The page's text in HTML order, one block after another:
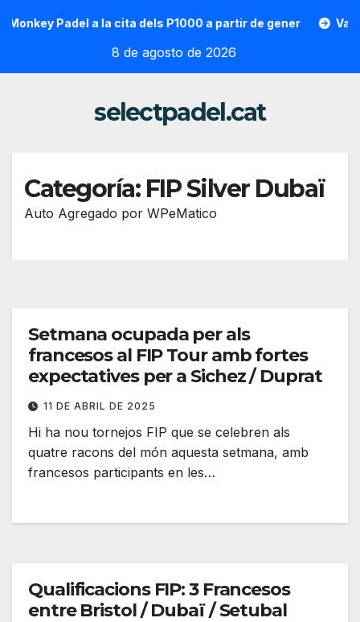
Padel a la cita dels P1000 a partir de gener Vallon
8 de agosto de 2026
selectpadel.cat
Categoría: FIP Silver Dubaï
Auto Agregado por WPeMatico
Setmana ocupada per als
francesos al FIP Tour amb fortes
expectatives per a Sichez / Duprat
11 DE ABRIL DE 2025
Hi ha nou tornejos FIP que se celebren als
quatre racons del món aquesta setmana, amb
francesos participants en les…
Qualificacions FIP: 3 Francesos
entre Bristol / Dubaï / Setubal